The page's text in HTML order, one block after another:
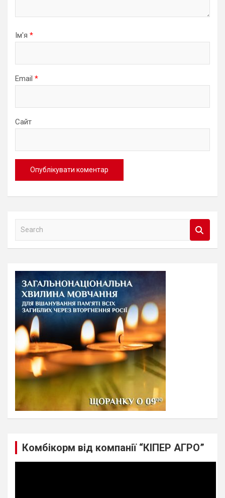
Ім'я *
Email *
Сайт
a
Комбікорм від компанії “КІПЕР АГРО”